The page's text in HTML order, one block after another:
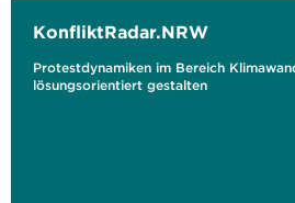
KonfliktRadar.NRW
Protestdynamiken im Bereich
lösungsorientiert gestalten